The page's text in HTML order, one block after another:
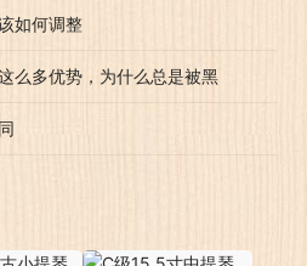
如何调整
么多优势，为什么总是被黑